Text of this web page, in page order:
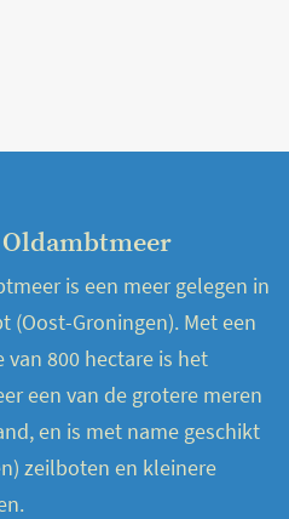
is een meer gelegen in
(Oost-Groningen). Met een
800 hectare is het
een van de grotere meren
en is met name geschikt
zeilboten en kleinere